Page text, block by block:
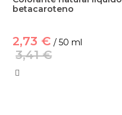
betacaroteno
2,73 € / 50 ml
3,41 €